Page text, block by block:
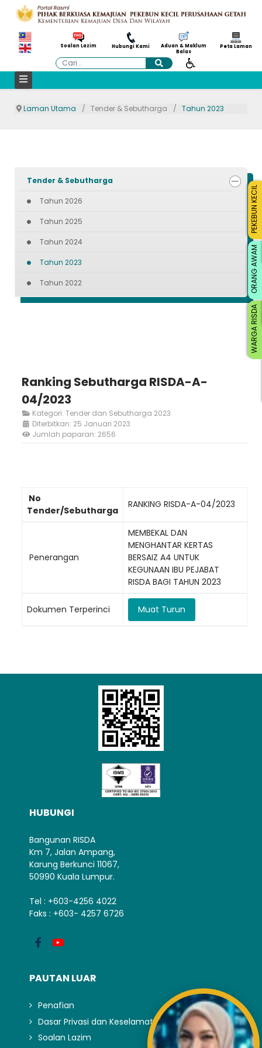
Soalan Lazim Hubungi Kami
Aduan & Maklum
Balas
Peta Laman
Cari
Laman Utama Tender & Sebutharga Tahun 2023
Tender & Sebutharga
Tahun 2026
Tahun 2025
Tahun 2024
Tahun 2023
Tahun 2022
Ranking Sebutharga RISDA-A-
04/2023
Kategori: Tender dan Sebutharga 2023
Diterbitkan: 25 Januari 2023
Jumlah paparan: 2656
No
Tender/Sebutharga
RANKING RISDA-A-04/2023
Penerangan
MEMBEKAL DAN
MENGHANTAR KERTAS
BERSAIZ A4 UNTUK
KEGUNAAN IBU PEJABAT
RISDA BAGI TAHUN 2023
Dokumen Terperinci Muat Turun
HUBUNGI
Bangunan RISDA
Km 7, Jalan Ampang,
Karung Berkunci 11067,
50990 Kuala Lumpur.
Tel : +603-4256 4022
Faks : +603- 4257 6726
PAUTAN LUAR
Penafian
Dasar Privasi dan Keselamatan
Soalan Lazim
Loading AiRIS...
WARGA RISDA
ORANG AWAM
PEKEBUN KECIL